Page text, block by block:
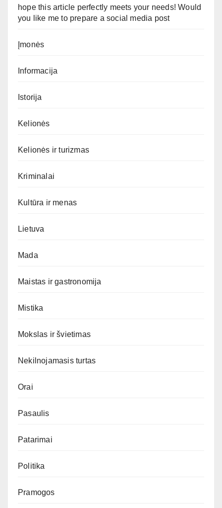
hope this article perfectly meets your needs! Would
you like me to prepare a social media post
Įmonės
Informacija
Istorija
Kelionės
Kelionės ir turizmas
Kriminalai
Kultūra ir menas
Lietuva
Mada
Maistas ir gastronomija
Mistika
Mokslas ir švietimas
Nekilnojamasis turtas
Orai
Pasaulis
Patarimai
Politika
Pramogos